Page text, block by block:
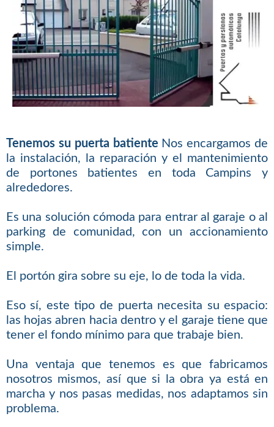
Tenemos su puerta batiente Nos encargamos de
la instalación, la reparación y el mantenimiento
de portones batientes en toda Campins y
alrededores.
Es una solución cómoda para entrar al garaje o al
parking de comunidad, con un accionamiento
simple.
El portón gira sobre su eje, lo de toda la vida.
Eso sí, este tipo de puerta necesita su espacio:
las hojas abren hacia dentro y el garaje tiene que
tener el fondo mínimo para que trabaje bien.
Una ventaja que tenemos es que fabricamos
nosotros mismos, así que si la obra ya está en
marcha y nos pasas medidas, nos adaptamos sin
problema.